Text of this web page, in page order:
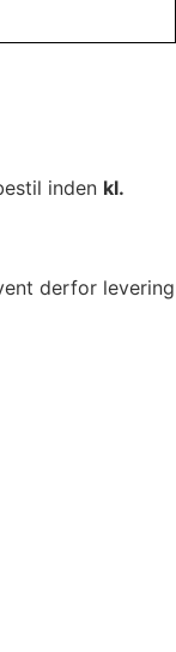
inden kl.
derfor levering